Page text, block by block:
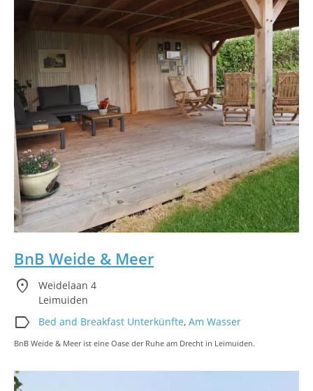
BnB Weide & Meer
location_on
Weidelaan 4
Leimuiden
label Bed and Breakfast Unterkünfte, Am Wasser
BnB Weide & Meer ist eine Oase der Ruhe am Drecht in Leimuiden.